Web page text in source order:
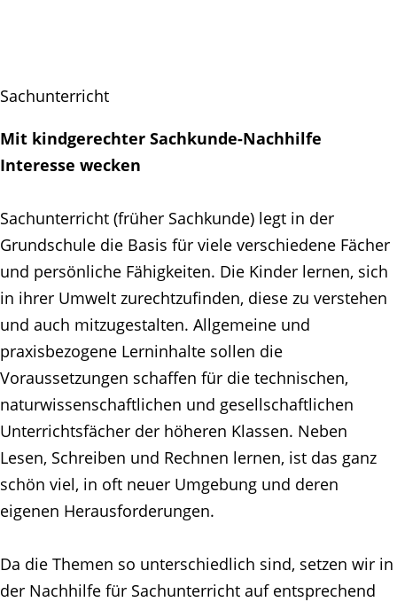
Sachunterricht
Mit kindgerechter Sachkunde-Nachhilfe
Interesse wecken
Sachunterricht (früher Sachkunde) legt in der
Grundschule die Basis für viele verschiedene Fächer
und persönliche Fähigkeiten. Die Kinder lernen, sich
in ihrer Umwelt zurechtzufinden, diese zu verstehen
und auch mitzugestalten. Allgemeine und
praxisbezogene Lerninhalte sollen die
Voraussetzungen schaffen für die technischen,
naturwissenschaftlichen und gesellschaftlichen
Unterrichtsfächer der höheren Klassen. Neben
Lesen, Schreiben und Rechnen lernen, ist das ganz
schön viel, in oft neuer Umgebung und deren
eigenen Herausforderungen.
Da die Themen so unterschiedlich sind, setzen wir in
der Nachhilfe für Sachunterricht auf entsprechend